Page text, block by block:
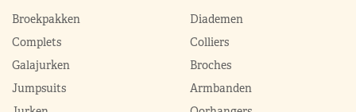
Broekpakken
Complets
Galajurken
Jumpsuits
Diademen
Colliers
Broches
Armbanden